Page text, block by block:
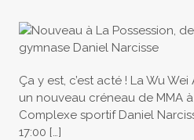
Ça y est, c’est acté ! La Wu
un nouveau créneau de MMA
Complexe sportif Daniel
17:00 […]